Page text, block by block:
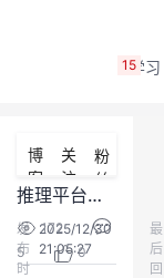
注
证
实
验
的
收
议
15
博
客
关
注
粉
丝
推理平台与SDK的区别是什么？
发
布
时
2025/12/30
21:05:27
最
后
回
172
5
0